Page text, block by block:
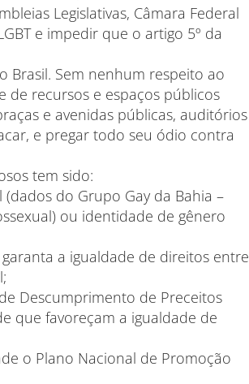
Legislativas, Câmara Federal
e impedir que o artigo 5º da
Brasil. Sem nenhum respeito ao
de recursos e espaços públicos
e avenidas públicas, auditórios
e pregar todo seu ódio contra
tem sido:
do Grupo Gay da Bahia –
ou identidade de gênero
a igualdade de direitos entre
Descumprimento de Preceitos
que favoreçam a igualdade de
o Plano Nacional de Promoção